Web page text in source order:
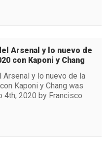
Arsenal y lo nuevo de
con Kaponi y Chang
Arsenal y lo nuevo de la
Kaponi y Chang was
4th, 2020 by Francisco